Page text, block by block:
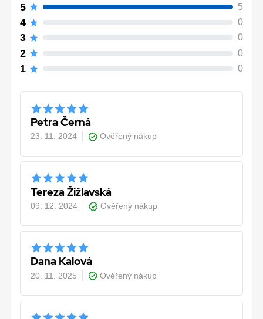
5 5
4 0
3 0
2 0
1 0
Petra Černá
23. 11. 2024 Ověřený nákup
Tereza Žižlavská
09. 12. 2024 Ověřený nákup
Dana Kalová
20. 11. 2025 Ověřený nákup